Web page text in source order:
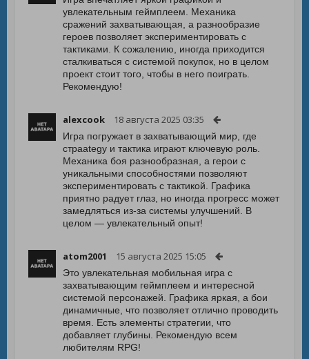
увлекательным геймплеем. Механика
сражений захватывающая, а разнообразие
героев позволяет экспериментировать с
тактиками. К сожалению, иногда приходится
сталкиваться с системой покупок, но в целом
проект стоит того, чтобы в него поиграть.
Рекомендую!
alexcook 18 августа 2025 03:35
Игра погружает в захватывающий мир, где
страategy и тактика играют ключевую роль.
Механика боя разнообразная, а герои с
уникальными способностями позволяют
экспериментировать с тактикой. Графика
приятно радует глаз, но иногда прогресс может
замедляться из-за системы улучшений. В
целом — увлекательный опыт!
atom2001 15 августа 2025 15:05
Это увлекательная мобильная игра с
захватывающим геймплеем и интересной
системой персонажей. Графика яркая, а бои
динамичные, что позволяет отлично проводить
время. Есть элементы стратегии, что
добавляет глубины. Рекомендую всем
любителям RPG!